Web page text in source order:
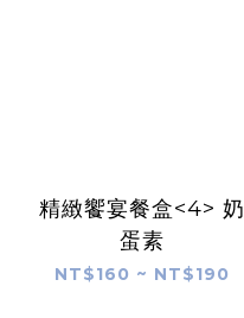
精緻饗宴餐盒<4> 奶
蛋素
NT$160 ~ NT$190